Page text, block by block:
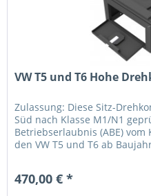
VW T5 und T6 Hohe
Zulassung: Diese Sitz-
Süd nach Klasse M1/N1
Betriebserlaubnis (ABE)
den VW T5 und T6 ab
470,00 € *